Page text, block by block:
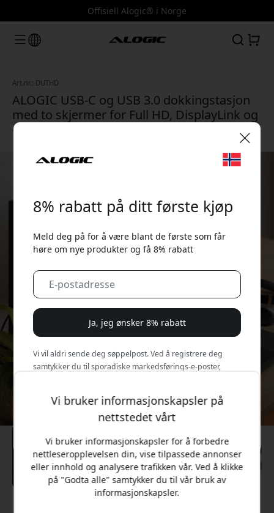
Offisiell Alogic® i Norge
Art.nr.: DUTHD
ALOGIC USB-C og USB 3.0 dokkingstasjon
med to skjermer for Full HD, DisplayLink og
Gigabit Ethernet - Svart
Vi bruker informasjonskapsler på
nettstedet vårt
Vi bruker informasjonskapsler for å forbedre
nettleseropplevelsen din, vise tilpassede annonser
eller innhold og analysere trafikken vår. Ved å klikke
på "Godta alle" samtykker du til vår bruk av
informasjonskapsler.
8% rabatt på ditt første kjøp
Meld deg på for å være blant de første som får
høre om nye produkter og få 8% rabatt
Ja, jeg ønsker 8% rabatt
Vi vil aldri sende deg søppelpost. Ved å registrere deg
samtykker du til sporadiske markedsførings-e-poster,
Nei, jeg vil heller betale full pris.
🎉 Din rabattkode: